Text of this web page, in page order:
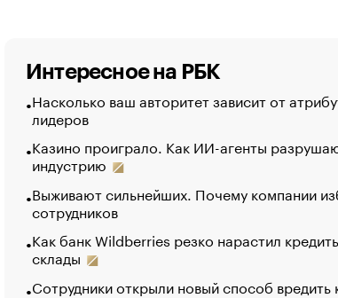
Интересное на РБК
Насколько ваш авторитет зависит от
лидеров
Казино проиграло. Как ИИ-агенты
индустрию
Выживают сильнейших. Почему компании
сотрудников
Как банк Wildberries резко нарастил
склады
Сотрудники открыли новый способ